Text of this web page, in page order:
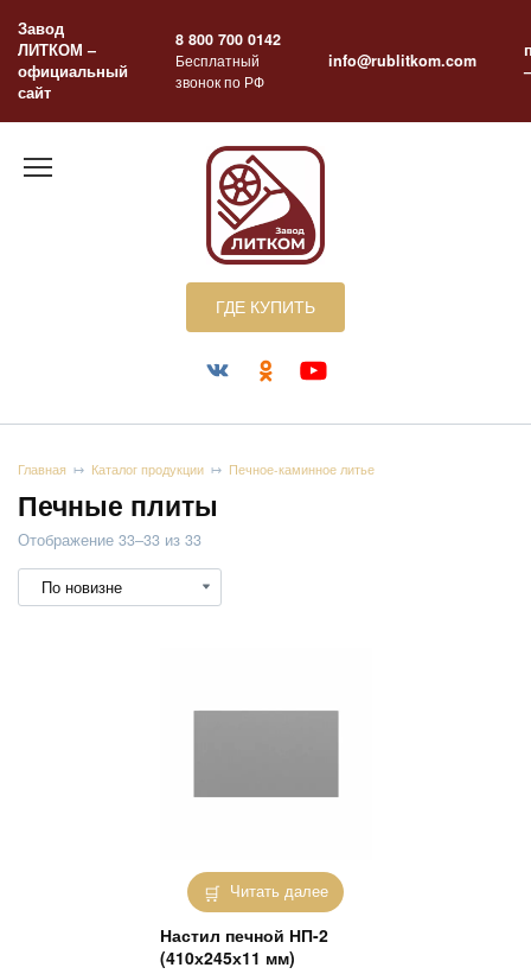
содержанию
Завод
ЛИТКОМ –
официальный
сайт
8 800 700 0142
Бесплатный
звонок по РФ
info@rublitkom.com
ГДЕ КУПИТЬ
Главная Каталог продукции Печное-каминное литье
Печные плиты
Отображение 33–33 из 33Сортировка:
недавние
Читать далее
Настил печной НП-2
(410х245х11 мм)